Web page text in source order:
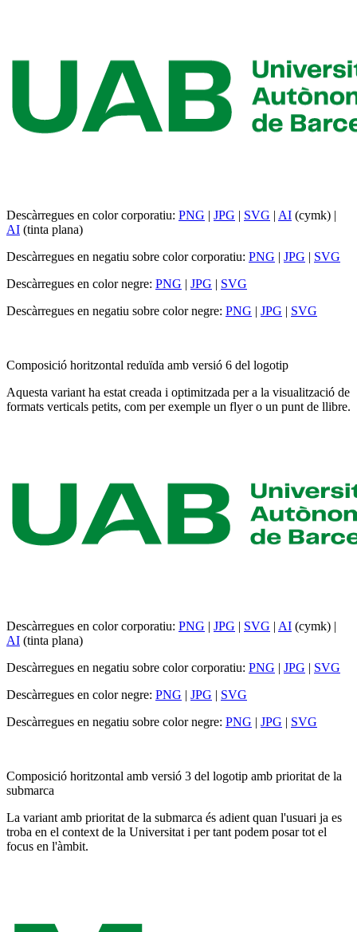
Descàrregues en color corporatiu: PNG | JPG | SVG | AI (cymk) |
AI (tinta plana)
Descàrregues en negatiu sobre color corporatiu: PNG | JPG | SVG
Descàrregues en color negre: PNG | JPG | SVG
Descàrregues en negatiu sobre color negre: PNG | JPG | SVG
Composició horitzontal reduïda amb versió 6 del logotip
Aquesta variant ha estat creada i optimitzada per a la visualització de
formats verticals petits, com per exemple un flyer o un punt de llibre.
Descàrregues en color corporatiu: PNG | JPG | SVG | AI (cymk) |
AI (tinta plana)
Descàrregues en negatiu sobre color corporatiu: PNG | JPG | SVG
Descàrregues en color negre: PNG | JPG | SVG
Descàrregues en negatiu sobre color negre: PNG | JPG | SVG
Composició horitzontal amb versió 3 del logotip amb prioritat de la
submarca
La variant amb prioritat de la submarca és adient quan l'usuari ja es
troba en el context de la Universitat i per tant podem posar tot el
focus en l'àmbit.